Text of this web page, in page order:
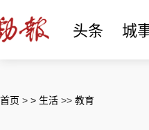
头条 城
首页 > > 生活 >> 教育